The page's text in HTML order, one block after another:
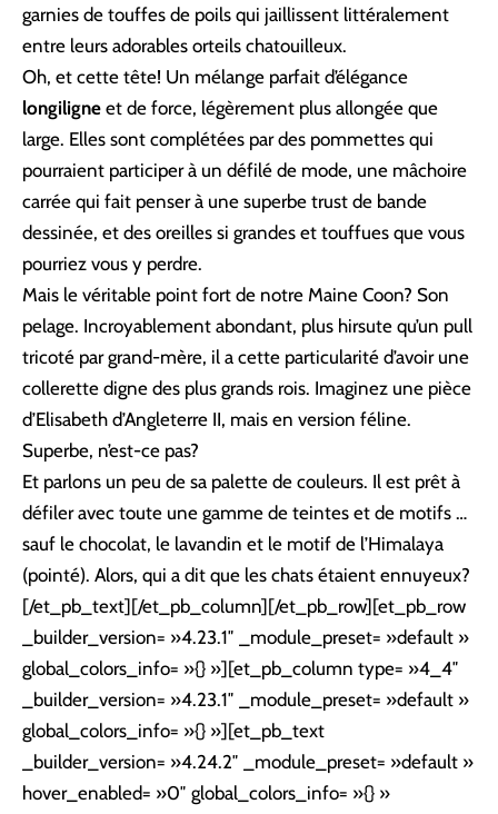
garnies de touffes de poils qui jaillissent littéralement
entre leurs adorables orteils chatouilleux.
Oh, et cette tête! Un mélange parfait d’élégance
longiligne et de force, légèrement plus allongée que
large. Elles sont complétées par des pommettes qui
pourraient participer à un défilé de mode, une mâchoire
carrée qui fait penser à une superbe trust de bande
dessinée, et des oreilles si grandes et touffues que vous
pourriez vous y perdre.
Mais le véritable point fort de notre Maine Coon? Son
pelage. Incroyablement abondant, plus hirsute qu’un pull
tricoté par grand-mère, il a cette particularité d’avoir une
collerette digne des plus grands rois. Imaginez une pièce
d’Elisabeth d’Angleterre II, mais en version féline.
Superbe, n’est-ce pas?
Et parlons un peu de sa palette de couleurs. Il est prêt à
défiler avec toute une gamme de teintes et de motifs …
sauf le chocolat, le lavandin et le motif de l’Himalaya
(pointé). Alors, qui a dit que les chats étaient ennuyeux?
[/et_pb_text][/et_pb_column][/et_pb_row][et_pb_row
_builder_version= »4.23.1″ _module_preset= »default »
global_colors_info= »{} »][et_pb_column type= »4_4″
_builder_version= »4.23.1″ _module_preset= »default »
global_colors_info= »{} »][et_pb_text
_builder_version= »4.24.2″ _module_preset= »default »
hover_enabled= »0″ global_colors_info= »{} »